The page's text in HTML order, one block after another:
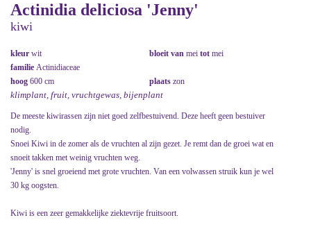
Actinidia deliciosa 'Jenny'
kiwi
kleur wit bloeit van mei tot mei
familie Actinidiaceae
hoog 600 cm plaats zon
klimplant, fruit, vruchtgewas, bijenplant
De meeste kiwirassen zijn niet goed zelfbestuivend. Deze heeft geen bestuiver
nodig.
Snoei Kiwi in de zomer als de vruchten al zijn gezet. Je remt dan de groei wat en
snoeit takken met weinig vruchten weg.
'Jenny' is snel groeiend met grote vruchten. Van een volwassen struik kun je wel
30 kg oogsten.
Kiwi is een zeer gemakkelijke ziektevrije fruitsoort.